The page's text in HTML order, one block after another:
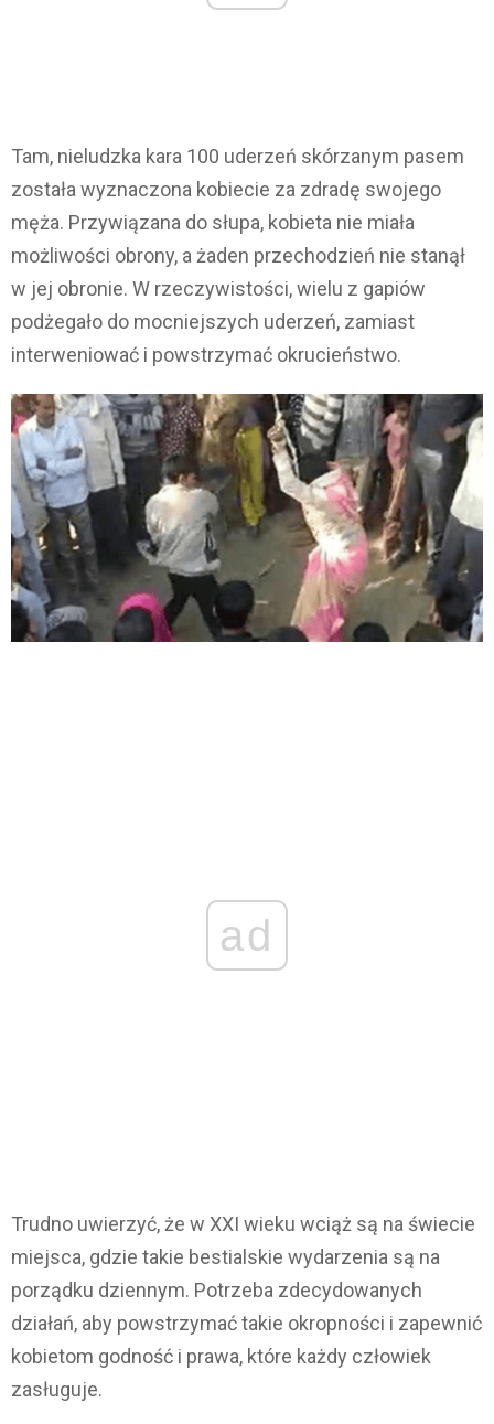
Tam, nieludzka kara 100 uderzeń skórzanym pasem
została wyznaczona kobiecie za zdradę swojego
męża. Przywiązana do słupa, kobieta nie miała
możliwości obrony, a żaden przechodzień nie stanął
w jej obronie. W rzeczywistości, wielu z gapiów
podżegało do mocniejszych uderzeń, zamiast
interweniować i powstrzymać okrucieństwo.
ad
Trudno uwierzyć, że w XXI wieku wciąż są na świecie
miejsca, gdzie takie bestialskie wydarzenia są na
porządku dziennym. Potrzeba zdecydowanych
działań, aby powstrzymać takie okropności i zapewnić
kobietom godność i prawa, które każdy człowiek
zasługuje.